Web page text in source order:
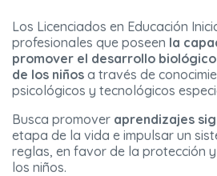
Los Licenciados en Educación
profesionales que poseen la
promover el desarrollo
de los niños a través de
psicológicos y tecnológicos
Busca promover aprendizajes
etapa de la vida e impulsar un
reglas, en favor de la protección
los niños.